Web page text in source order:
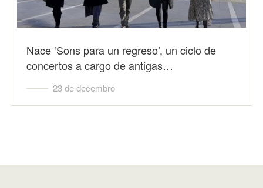
Nace ‘Sons para un regreso’, un ciclo de
concertos a cargo de antigas…
23 de decembro